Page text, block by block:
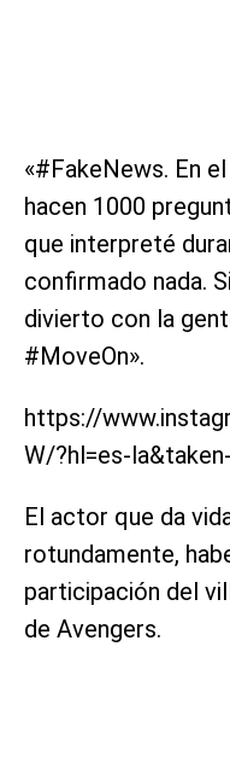
«#FakeNews. En
hacen 1000
que interpreté
confirmado nada.
divierto con la
#MoveOn».
https://
W/?hl=es-
El actor que da
rotundamente,
participación del
de Avengers.